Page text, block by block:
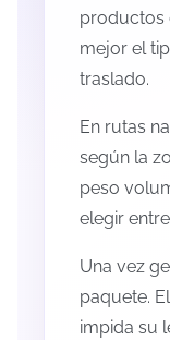
productos
mejor el
traslado.
En rutas
según la
peso
elegir
Una vez
paquete.
impida su